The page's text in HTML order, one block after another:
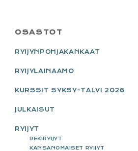
PRIMARY
SIDEBAR
OSASTOT
RYIJYNPOHJAKANKAAT
RYIJYLAINAAMO
KURSSIT SYKSY-TALVI 2026
JULKAISUT
RYIJYT
REKIRYIJYT
KANSANOMAISET RYIJYT